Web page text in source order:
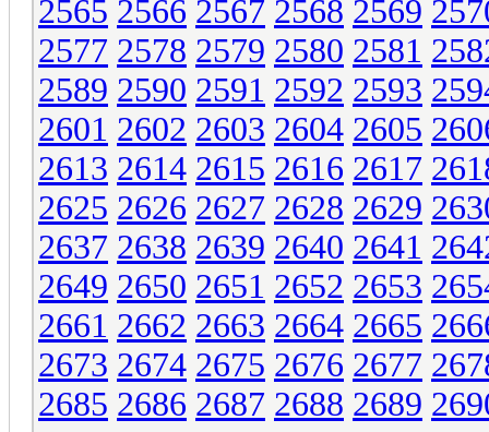
2565 2566 2567 2568 2569
2577 2578 2579 2580 2581
2589 2590 2591 2592 2593
2601 2602 2603 2604 2605
2613 2614 2615 2616 2617
2625 2626 2627 2628 2629
2637 2638 2639 2640 2641
2649 2650 2651 2652 2653
2661 2662 2663 2664 2665
2673 2674 2675 2676 2677
2685 2686 2687 2688 2689